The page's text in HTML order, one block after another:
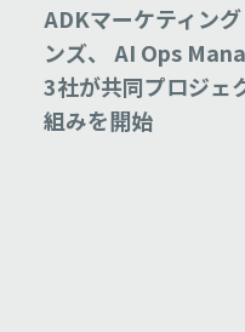
ADKマーケティン
ンズ、 AI Ops
3社が共同プロジェ
組みを開始